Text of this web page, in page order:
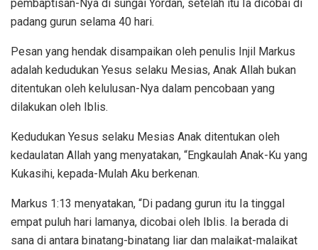
pembaptisan-Nya di sungai Yordan, setelah itu Ia dicobai di
padang gurun selama 40 hari.
Pesan yang hendak disampaikan oleh penulis Injil Markus
adalah kedudukan Yesus selaku Mesias, Anak Allah bukan
ditentukan oleh kelulusan-Nya dalam pencobaan yang
dilakukan oleh Iblis.
Kedudukan Yesus selaku Mesias Anak ditentukan oleh
kedaulatan Allah yang menyatakan, “Engkaulah Anak-Ku yang
Kukasihi, kepada-Mulah Aku berkenan.
Markus 1:13 menyatakan, “Di padang gurun itu Ia tinggal
empat puluh hari lamanya, dicobai oleh Iblis. Ia berada di
sana di antara binatang-binatang liar dan malaikat-malaikat